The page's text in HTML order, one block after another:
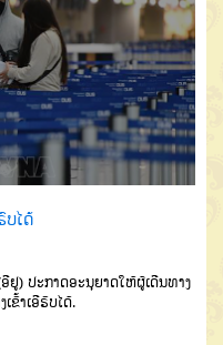
ບໄດ້
ອີຢູ) ປະກາດອະນຸຍາດໃຫ້ຜູ້ເດີນທາງ
ເຂົ້າເອີຣົບໄດ້.